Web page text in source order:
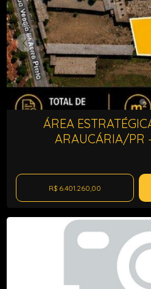
ÁREA
ARAUCÁRIA/PR
R$ 6.401.260,00